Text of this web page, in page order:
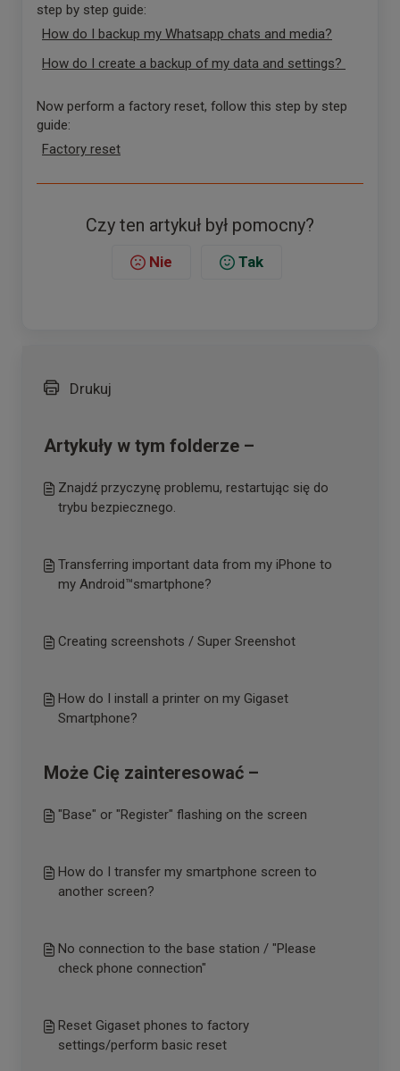
step by step guide:
How do I backup my Whatsapp chats and media?
How do I create a backup of my data and settings?
Now perform a factory reset, follow this step by step
guide:
Factory reset
Czy ten artykuł był pomocny?
Nie Tak
Drukuj
Artykuły w tym folderze –
Znajdź przyczynę problemu, restartując się do
trybu bezpiecznego.
Transferring important data from my iPhone to
my Android™smartphone?
Creating screenshots / Super Sreenshot
How do I install a printer on my Gigaset
Smartphone?
Może Cię zainteresować –
"Base" or "Register" flashing on the screen
How do I transfer my smartphone screen to
another screen?
No connection to the base station / "Please
check phone connection"
Reset Gigaset phones to factory
settings/perform basic reset